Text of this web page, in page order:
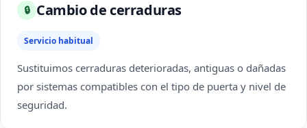
🔒 Cambio de cerraduras
Servicio habitual
Sustituimos cerraduras deterioradas, antiguas o dañadas
por sistemas compatibles con el tipo de puerta y nivel de
seguridad.